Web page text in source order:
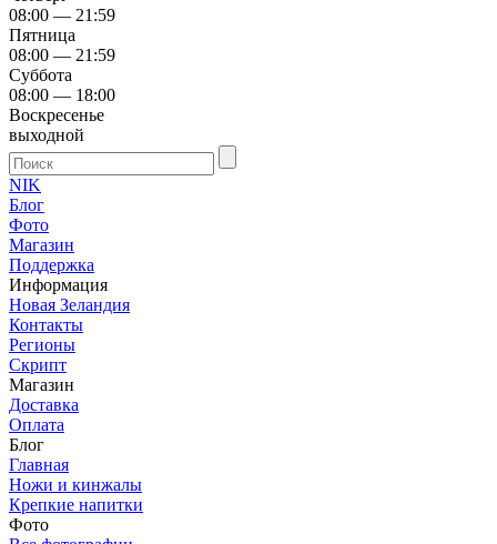
08:00 — 21:59
Пятница
08:00 — 21:59
Суббота
08:00 — 18:00
Воскресенье
выходной
NIK
Блог
Фото
Магазин
Поддержка
Информация
Новая Зеландия
Контакты
Регионы
Скрипт
Магазин
Доставка
Оплата
Блог
Главная
Ножи и кинжалы
Крепкие напитки
Фото